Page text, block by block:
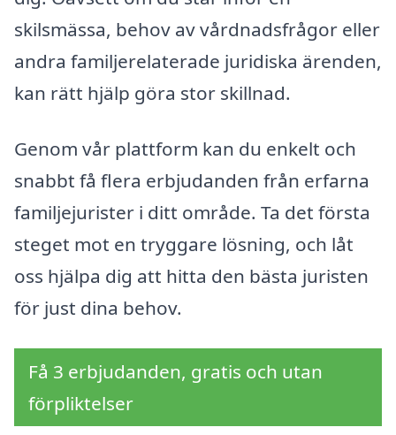
skilsmässa, behov av vårdnadsfrågor eller
andra familjerelaterade juridiska ärenden,
kan rätt hjälp göra stor skillnad.
Genom vår plattform kan du enkelt och
snabbt få flera erbjudanden från erfarna
familjejurister i ditt område. Ta det första
steget mot en tryggare lösning, och låt
oss hjälpa dig att hitta den bästa juristen
för just dina behov.
Få 3 erbjudanden, gratis och utan
förpliktelser